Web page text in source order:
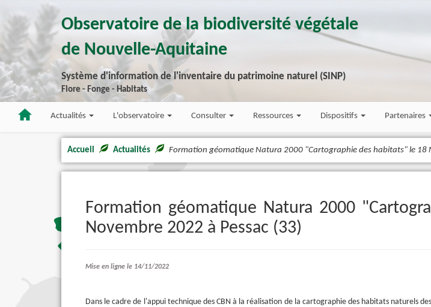
Observatoire de la biodiversité végétale
de Nouvelle-Aquitaine
Système d'information de l'inventaire du patrimoine naturel (SINP)
Flore - Fonge - Habitats
Actualités L'observatoire Consulter Ressources Dispositifs Partenaires
Accueil Actualités Formation géomatique Natura 2000 "Cartographie des habitats" le 18
Formation géomatique Natura 2000
Novembre 2022 à Pessac (33)
Mise en ligne le 14/11/2022
Dans le cadre de l'appui technique des CBN à la réalisation de la cartographie des habitats naturels